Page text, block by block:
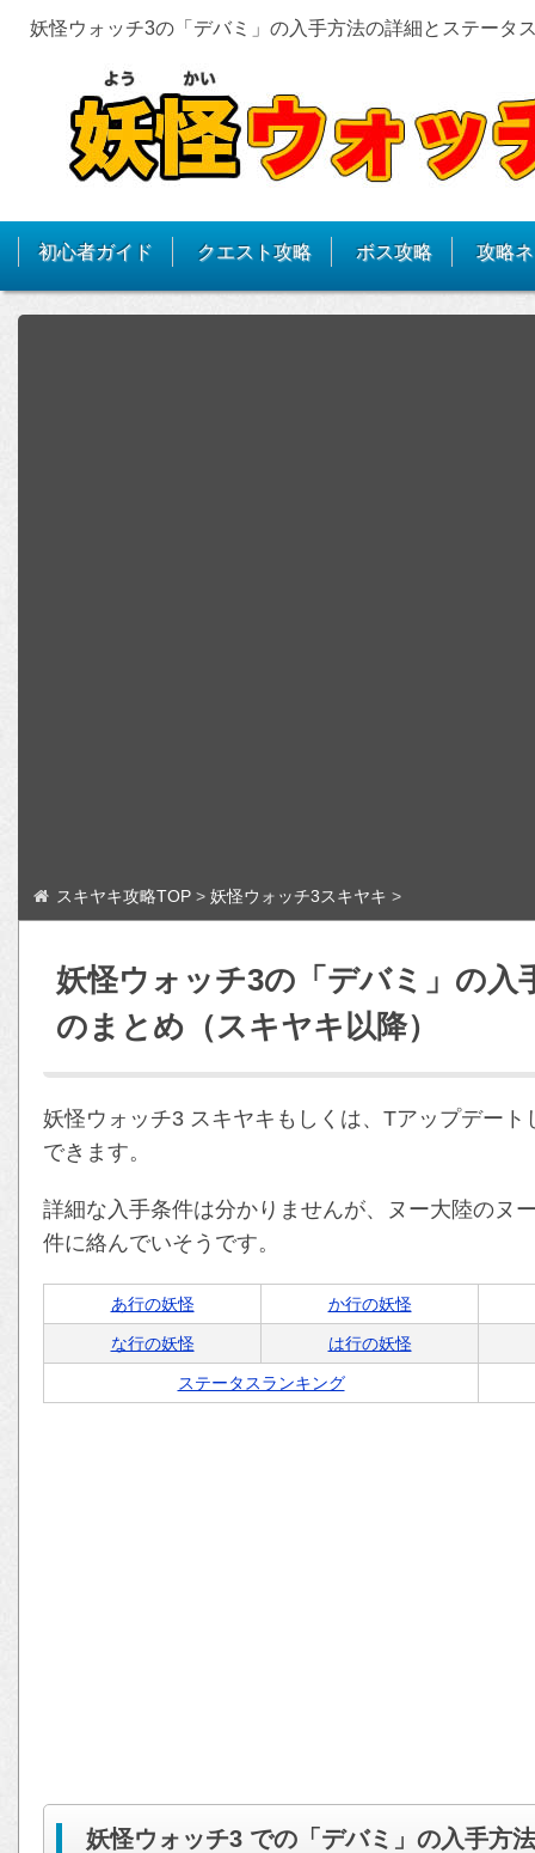
妖怪ウォッチ3の「デバミ」の入手方法の詳細とステータ
初心者ガイド クエスト攻略 ボス攻略 攻略
スキヤキ攻略TOP > 妖怪ウォッチ3スキヤキ >
妖怪ウォッチ3の「デバミ」の入
のまとめ（スキヤキ以降）
妖怪ウォッチ3 スキヤキもしくは、Tアップデー
できます。
詳細な入手条件は分かりませんが、ヌー大陸のヌ
件に絡んでいそうです。
あ行の妖怪 か行の妖怪
な行の妖怪 は行の妖怪
ステータスランキング
妖怪ウォッチ3 での「デバミ」の入手方法